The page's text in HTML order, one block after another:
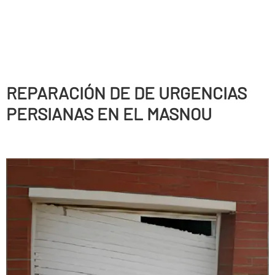
REPARACIÓN DE DE URGENCIAS
PERSIANAS EN EL MASNOU